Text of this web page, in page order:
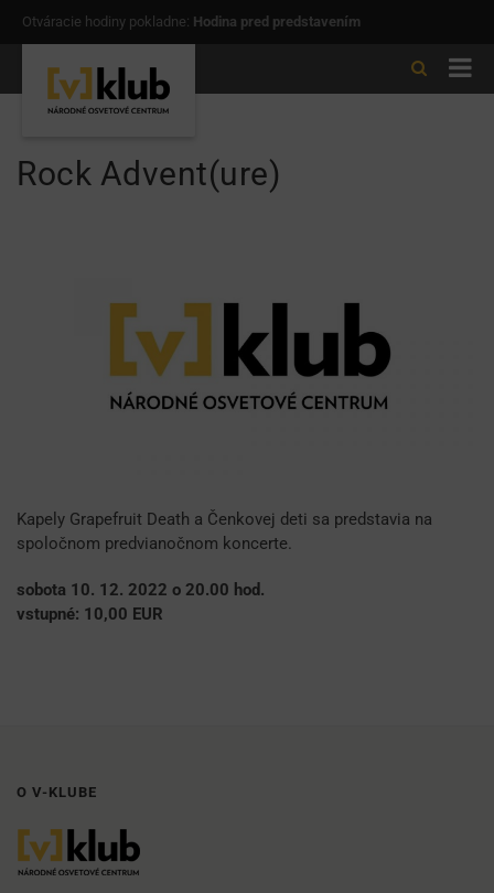
Otváracie hodiny pokladne: Hodina pred predstavením
Rock Advent(ure)
Kapely Grapefruit Death a Čenkovej deti sa predstavia na
spoločnom predvianočnom koncerte.
sobota 10. 12. 2022 o 20.00 hod.
vstupné: 10,00 EUR
O V-KLUBE